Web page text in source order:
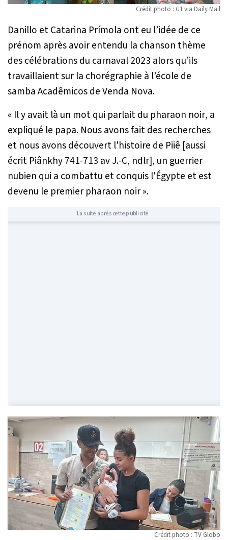
Crédit photo : G1 via Daily Mail
Danillo et Catarina Prímola ont eu l’idée de ce
prénom après avoir entendu la chanson thème
des célébrations du carnaval 2023 alors qu’ils
travaillaient sur la chorégraphie à l’école de
samba Acadêmicos de Venda Nova.
« Il y avait là un mot qui parlait du pharaon noir, a
expliqué le papa. Nous avons fait des recherches
et nous avons découvert l'histoire de Piiê [aussi
écrit Piânkhy 741-713 av J.-C, ndlr], un guerrier
nubien qui a combattu et conquis l'Égypte et est
devenu le premier pharaon noir».
La suite après cette publicité
Crédit photo : TV Globo